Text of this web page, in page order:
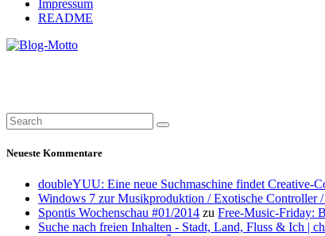
Impressum
README
Neueste Kommentare
doubleYUU: Eine neue Suchmaschine findet Creative-
Windows 7 zur Musikproduktion / Exotische Controller
Spontis Wochenschau #01/2014 zu Free-Music-Friday:
Suche nach freien Inhalten - Stadt, Land, Fluss & Ich |